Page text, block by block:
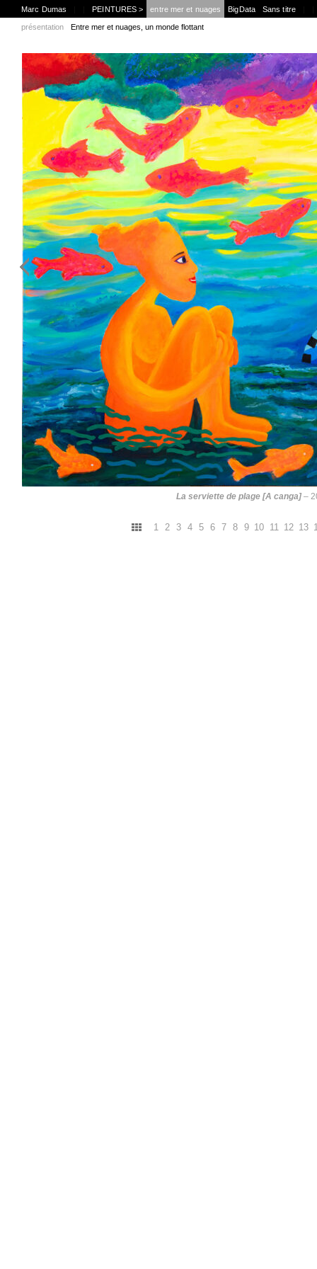
Marc Dumas PEINTURES > entre mer et nuages
présentation Entre mer et nuages, un monde flottant
BigData Sans titre
La serviette de plage [A canga] –
1 2 3 4 5 6 7 8 9 10 11 12 13